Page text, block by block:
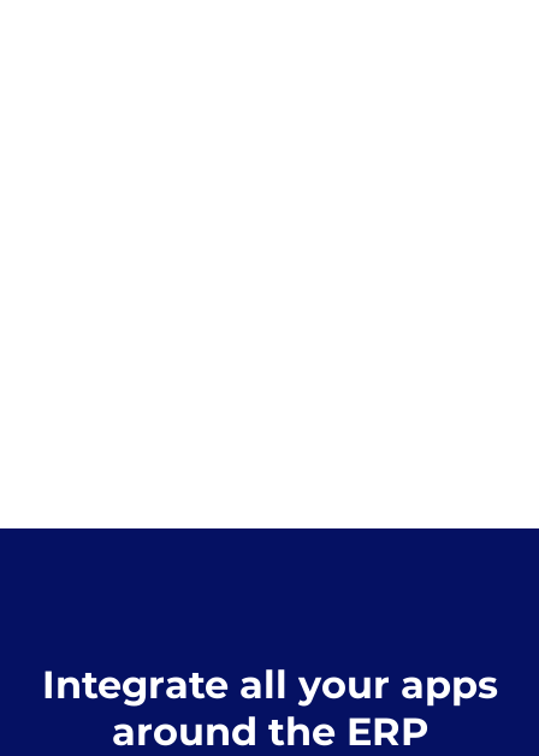
Integrate all your apps
around the ERP